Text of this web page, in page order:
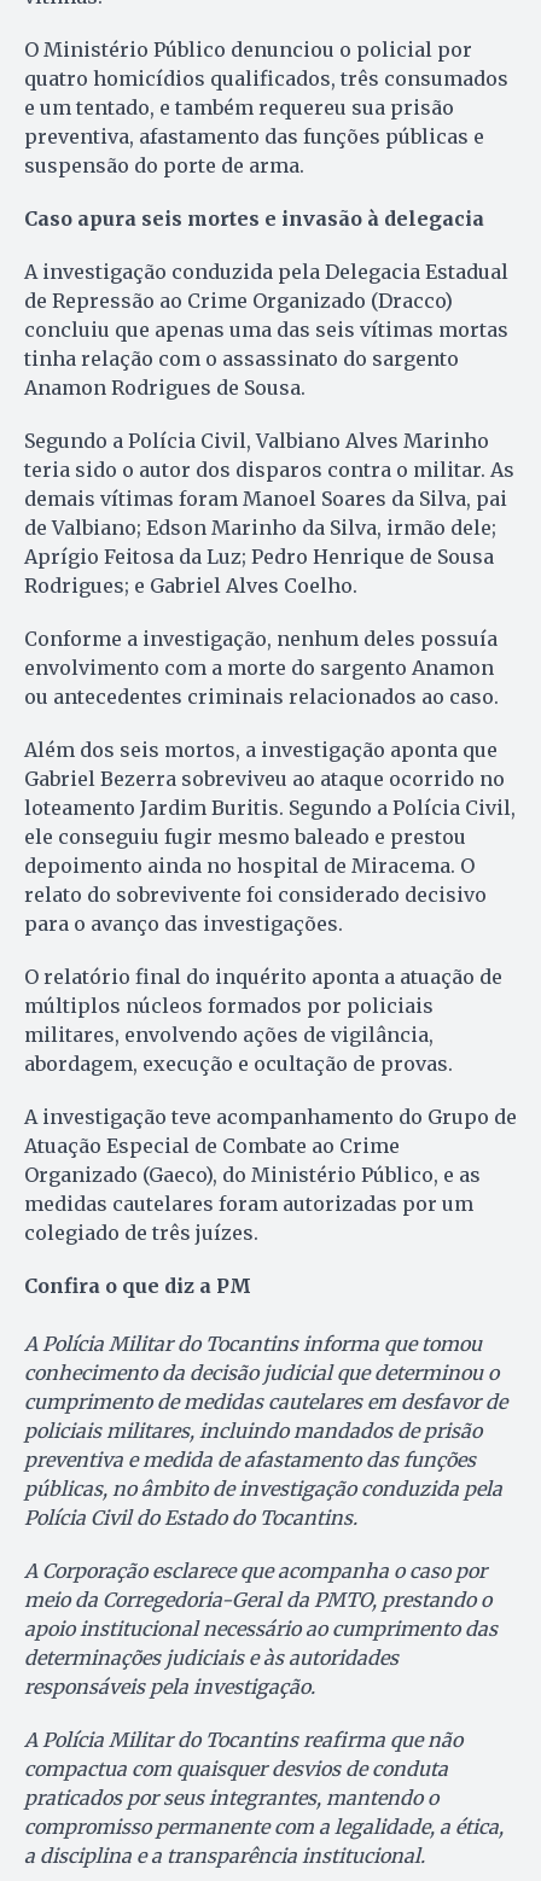
O Ministério Público denunciou o policial por
quatro homicídios qualificados, três consumados
e um tentado, e também requereu sua prisão
preventiva, afastamento das funções públicas e
suspensão do porte de arma.
Caso apura seis mortes e invasão à delegacia
A investigação conduzida pela Delegacia Estadual
de Repressão ao Crime Organizado (Dracco)
concluiu que apenas uma das seis vítimas mortas
tinha relação com o assassinato do sargento
Anamon Rodrigues de Sousa.
Segundo a Polícia Civil, Valbiano Alves Marinho
teria sido o autor dos disparos contra o militar. As
demais vítimas foram Manoel Soares da Silva, pai
de Valbiano; Edson Marinho da Silva, irmão dele;
Aprígio Feitosa da Luz; Pedro Henrique de Sousa
Rodrigues; e Gabriel Alves Coelho.
Conforme a investigação, nenhum deles possuía
envolvimento com a morte do sargento Anamon
ou antecedentes criminais relacionados ao caso.
Além dos seis mortos, a investigação aponta que
Gabriel Bezerra sobreviveu ao ataque ocorrido no
loteamento Jardim Buritis. Segundo a Polícia Civil,
ele conseguiu fugir mesmo baleado e prestou
depoimento ainda no hospital de Miracema. O
relato do sobrevivente foi considerado decisivo
para o avanço das investigações.
O relatório final do inquérito aponta a atuação de
múltiplos núcleos formados por policiais
militares, envolvendo ações de vigilância,
abordagem, execução e ocultação de provas.
A investigação teve acompanhamento do Grupo de
Atuação Especial de Combate ao Crime
Organizado (Gaeco), do Ministério Público, e as
medidas cautelares foram autorizadas por um
colegiado de três juízes.
Confira o que diz a PM
A Polícia Militar do Tocantins informa que tomou
conhecimento da decisão judicial que determinou o
cumprimento de medidas cautelares em desfavor de
policiais militares, incluindo mandados de prisão
preventiva e medida de afastamento das funções
públicas, no âmbito de investigação conduzida pela
Polícia Civil do Estado do Tocantins.
A Corporação esclarece que acompanha o caso por
meio da Corregedoria-Geral da PMTO, prestando o
apoio institucional necessário ao cumprimento das
determinações judiciais e às autoridades
responsáveis pela investigação.
A Polícia Militar do Tocantins reafirma que não
compactua com quaisquer desvios de conduta
praticados por seus integrantes, mantendo o
compromisso permanente com a legalidade, a ética,
a disciplina e a transparência institucional.